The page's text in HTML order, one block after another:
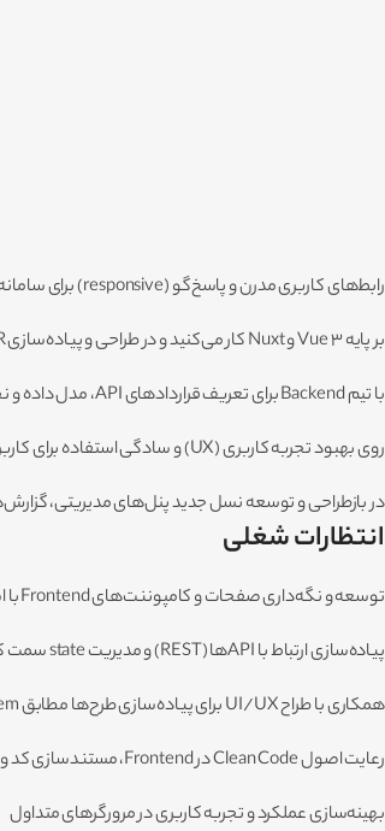
رابط‌های کاربری مدرن و پاسخ‌گو (responsive) برای سامانه‌های مالی و اداری شرکت توسعه می‌دهید.
بر پایه Vue 3 و Nuxt کار می‌کنید و در طراحی و پیاده‌سازی SPA / SSR نقش فعال دارید.
با تیم Backend برای تعریف قراردادهای API، مدل داده و نحوه تبادل اطلاعات همکاری نزدیک دارید.
روی بهبود تجربه کاربری (UX) و سادگی استفاده برای کاربر نهایی تمرکز می‌کنید.
در بازطراحی و توسعه نسل جدید پنل‌های مدیریتی،
انتظارات شغلی
توسعه و نگه‌داری صفحات و کامپوننت‌های Frontend با استفاده از Vue.js و Nuxt.js
پیاده‌سازی ارتباط با APIها (REST) و مدیریت state سمت کلاینت
همکاری با طراح UI/UX برای پیاده‌سازی طرح‌ها مطابق Design System شرکت
رعایت اصول Clean Code در Frontend، مستندسازی کد و مشارکت در Code Review
بهینه‌سازی عملکرد و تجربه کاربری در مرورگرهای متداول